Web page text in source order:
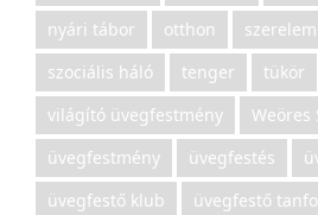
nyári tábor
otthon szerelem
szociális háló
tenger
tükör
világító üvegfestmény
Weöres
üvegfestmény
üvegfestés
üvegfestő klub
üvegfestő